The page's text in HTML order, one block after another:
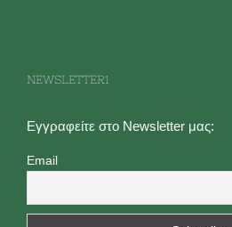
NEWSLETTER1
Εγγραφείτε στο Newsletter μας:
Email